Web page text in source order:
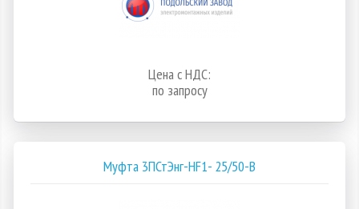
Цена с НДС:
по запросу
Муфта 3ПСтЭнг-HF1- 25/50-В